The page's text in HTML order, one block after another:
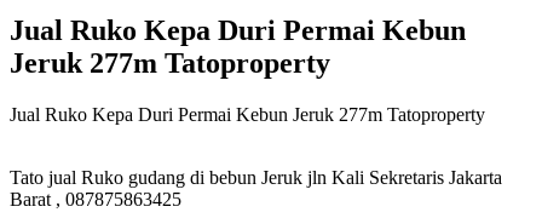
Jual Ruko Kepa Duri Permai Kebun
Jeruk 277m Tatoproperty
Jual Ruko Kepa Duri Permai Kebun Jeruk 277m Tatoproperty
Tato jual Ruko gudang di bebun Jeruk jln Kali Sekretaris Jakarta
Barat , 087875863425